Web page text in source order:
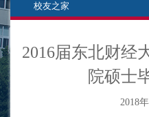
校友之家
2016届东北财经
院硕士
2018